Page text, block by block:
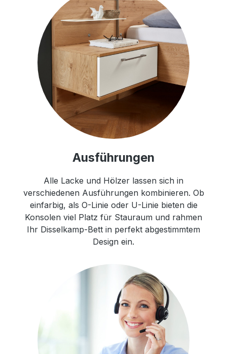
Ausführungen
Alle Lacke und Hölzer lassen sich in
verschiedenen Ausführungen kombinieren. Ob
einfarbig, als O-Linie oder U-Linie bieten die
Konsolen viel Platz für Stauraum und rahmen
Ihr Disselkamp-Bett in perfekt abgestimmtem
Design ein.